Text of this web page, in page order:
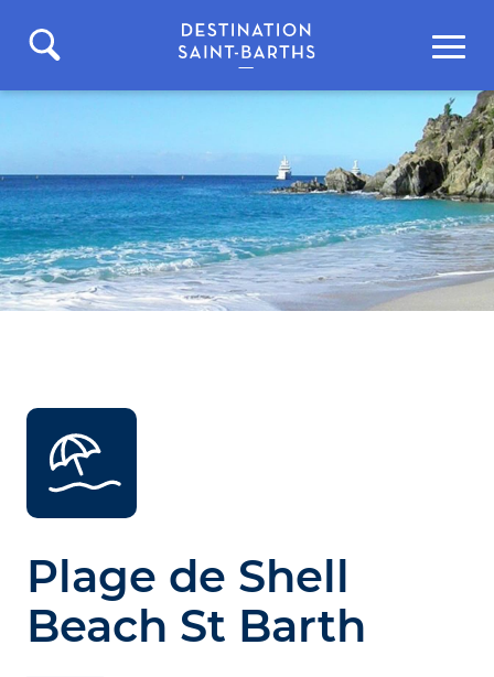
Plage de Shell
Beach St Barth